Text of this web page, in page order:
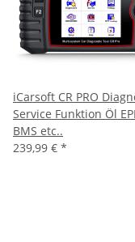
iCarsoft CR PRO
Service Funktion Öl
BMS etc..
239,99 € *